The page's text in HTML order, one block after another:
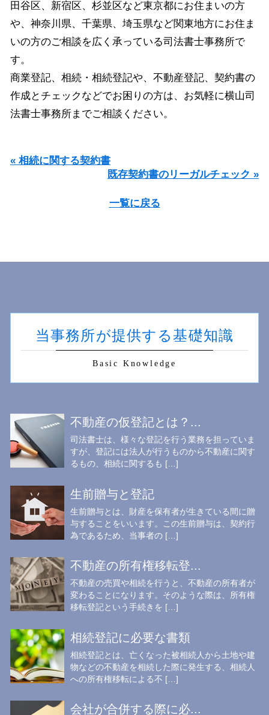
田谷区、新宿区、杉並区など東京都にお住まいの方
や、神奈川県、千葉県、埼玉県など関東地方にお住ま
いの方のご相談を広く承っている司法書士事務所で
す。
商業登記、相続・相続登記や、不動産登記、契約書の
作成とチェックなどでお困りの方は、お気軽に横山司
法書士事務所までご相談ください。
« 相続に関する契約書
既存契約書のリーガルチェック »
一覧に戻る
当事務所が提供する基礎知識
Basic Knowledge
不動産の仮登記とは？...
司法書士は、様々な登記を行う業務を担っていま
すが、登記には法人が行うものから不動産に関す
るもの、相続に関するも […]
生前贈与と登記
生前贈与とは、財産を保有者が生きている間に贈
与することをいいます。この生前贈与は、契約行
為であるため、当事者の […]
不動産の所有権移転登...
不動産の売買や相続を行うと、不動産の所有者が
変わることになります。そのような際は、所有権
移転登記という手続きを […]
相続登記に必要な書類
相続登記とは、亡くなった被相続人から土地や建
物などの不動産を相続した際に発生する、相続人
への所有権移転による不 […]
会社が合併する際に必...